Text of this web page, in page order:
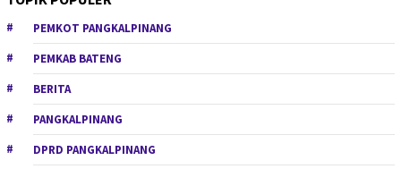
PEMKOT PANGKALPINANG
PEMKAB BATENG
BERITA
PANGKALPINANG
DPRD PANGKALPINANG